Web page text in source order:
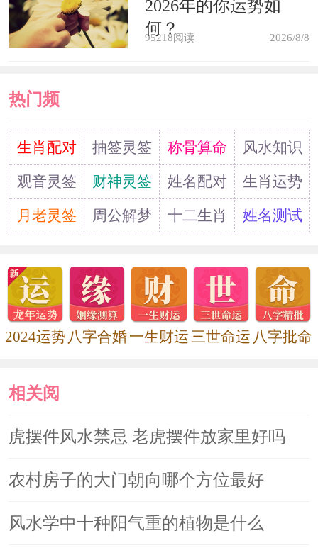
3.一定要注意按照屋宅坐向和流年
流年进行布局。比如2010虎年，属虎屋
宅的东北、西南、正北为二黑病星、五
黄灾星和三煞所在的位置，这些方位不
能作为主要家具摆放位。如没有办法一
定要摆放则应用相当的方法来进行化
不同而有所不同。
4.在卧室内选择合适的吉祥物：可
刻的猴、象保泰吉祥物，在传统术数
重与力量的象征，体格庞大，力量旺
盛，傲视群敌，借用象、猴五行六合之
扰，远离是非病灾。
2026年的你运势如
何？
95218阅读 2026/8/8
热门频
道生肖配对 抽签灵签 称骨算命
风水知识
观音灵签
财神灵签 姓名配对
生肖运势
月老灵签
周公解梦 十二生肖 姓名测试
2024运势 八字合婚一生财运三世命运 八字批命
相关阅
读
虎摆件风水禁忌 老虎摆件放家里好吗
农村房子的大门朝向哪个方位最好
风水学中十种阳气重的植物是什么